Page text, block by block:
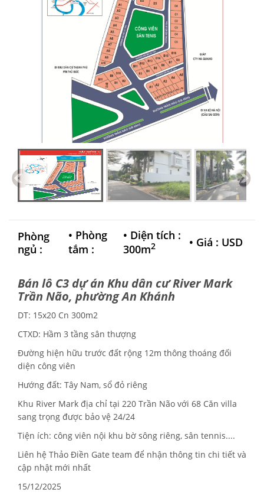
Phòng
ngủ :
• Phòng
tắm :
• Diện tích :
300m2 • Giá : USD
Bán lô C3 dự án Khu dân cư River Mark
Trần Não, phường An Khánh
DT: 15x20 Cn 300m2
CTXD: Hầm 3 tầng sân thượng
Đường hiện hữu trước đất rộng 12m thông thoáng đối
diện công viên
Hướng đất: Tây Nam, sổ đỏ riêng
Khu River Mark địa chỉ tại 220 Trần Não với 68 Căn villa
sang trọng được bảo vệ 24/24
Tiện ích: công viên nội khu bờ sông riêng, sân tennis....
Liên hệ Thảo Điền Gate team để nhận thông tin chi tiết và
cập nhật mới nhất
15/12/2025